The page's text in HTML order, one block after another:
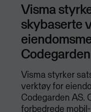
Visma
skybaserte
Visma styrker
verktøy for
Codegarden AS.
forbedrede